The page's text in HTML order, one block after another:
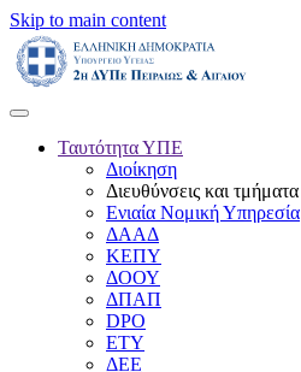
Skip to main content
Ταυτότητα ΥΠΕ
Διοίκηση
Διευθύνσεις και τμήματα
Ενιαία Νομική Υπηρεσία
ΔΑΑΔ
ΚΕΠΥ
ΔΟΟΥ
ΔΠΑΠ
DPO
ΕΤΥ
ΔΕΕ